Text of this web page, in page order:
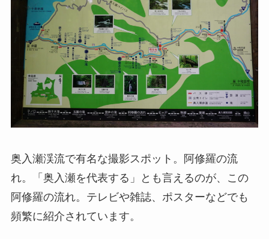
奥入瀬渓流で有名な撮影スポット。阿修羅の流
れ。「奥入瀬を代表する」とも言えるのが、この
阿修羅の流れ。テレビや雑誌、ポスターなどでも
頻繁に紹介されています。